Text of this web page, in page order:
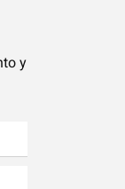
y